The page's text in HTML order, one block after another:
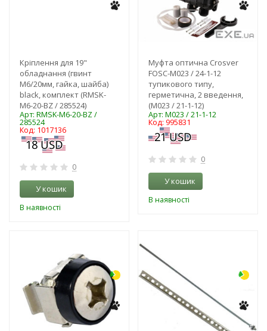
Кріплення для 19"
обладнання (гвинт
M6/20мм, гайка, шайба)
black, комплект (RMSK-
M6-20-BZ / 285524)
Арт: RMSK-M6-20-BZ /
285524
Код: 1017136
0
У кошик
В наявності
Муфта оптична Crosver
FOSC-M023 / 24-1-12
тупикового типу,
герметична, 2 введення,
(M023 / 21-1-12)
Арт: M023 / 21-1-12
Код: 995831
0
У кошик
В наявності